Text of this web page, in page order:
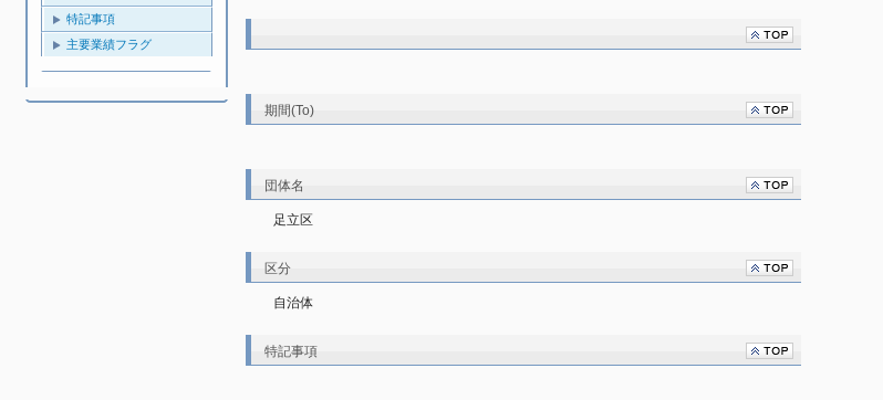
特記事項
主要業績フラグ
期間(To)
団体名
足立区
区分
自治体
特記事項